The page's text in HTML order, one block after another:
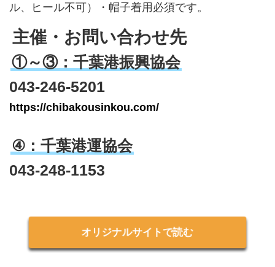
ル、ヒール不可）・帽子着用必須です。
主催・お問い合わせ先
①～③：千葉港振興協会
043-246-5201
https://chibakousinkou.com/
④：千葉港運協会
043-248-1153
オリジナルサイトで読む